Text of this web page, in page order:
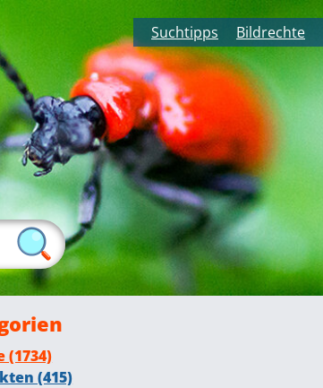
Suchtipps Bildrechte
(1734)
(415)